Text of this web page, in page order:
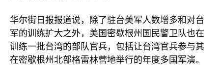
华尔街日报报道说，除了驻台美军人数增多和对台
军的训练扩大之外，美国密歇根州国民警卫队也在
训练一批台湾的部队官兵，包括让台湾官兵参与其
在密歇根州北部格雷林营地举行的年度多国军演。